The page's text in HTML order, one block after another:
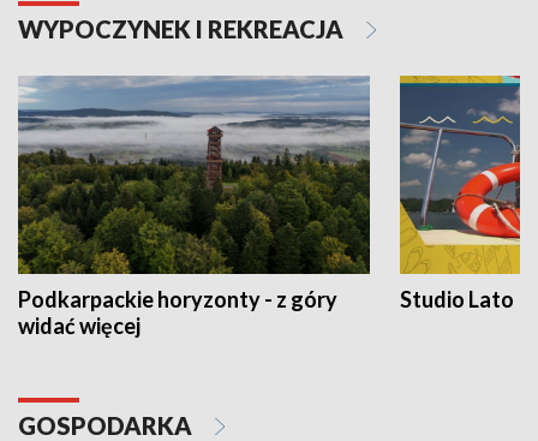
WYPOCZYNEK I REKREACJA
Podkarpackie horyzonty - z góry
widać więcej
Studio Lato
GOSPODARKA